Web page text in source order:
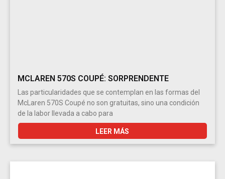
MCLAREN 570S COUPÉ: SORPRENDENTE
Las particularidades que se contemplan en las formas del
McLaren 570S Coupé no son gratuitas, sino una condición
de la labor llevada a cabo para
LEER MÁS